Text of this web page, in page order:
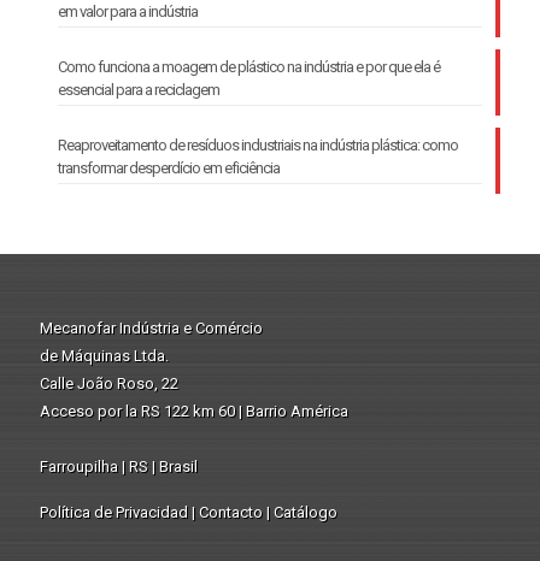
em valor para a indústria
Como funciona a moagem de plástico na indústria e por que ela é
essencial para a reciclagem
Reaproveitamento de resíduos industriais na indústria plástica: como
transformar desperdício em eficiência
Mecanofar Indústria e Comércio
de Máquinas Ltda.
Calle João Roso, 22
Acceso por la RS 122 km 60 | Barrio América
Farroupilha | RS | Brasil
Política de Privacidad | Contacto | Catálogo